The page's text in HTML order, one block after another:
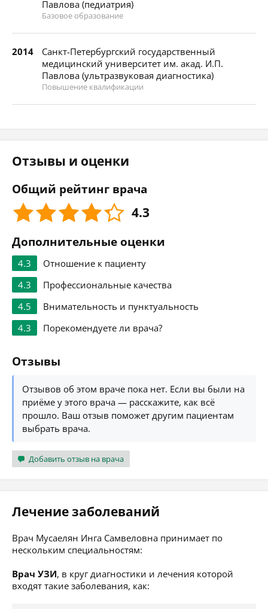
Павлова (педиатрия)
Базовое образование
2014
Санкт-Петербургский государственный
медицинский университет им. акад. И.П.
Павлова (ультразвуковая диагностика)
Повышение квалификации
Отзывы и оценки
Общий рейтинг врача
4.3
Дополнительные оценки
4.3
Отношение к пациенту
4.3
Профессиональные качества
4.5
Внимательность и пунктуальность
4.3
Порекомендуете ли врача?
Отзывы
Отзывов об этом враче пока нет. Если вы были на
приёме у этого врача — расскажите, как всё
прошло. Ваш отзыв поможет другим пациентам
выбрать врача.
Добавить отзыв на врача
Лечение заболеваний
Врач Мусаелян Инга Самвеловна принимает по
нескольким специальностям:
Врач УЗИ, в круг диагностики и лечения которой
входят такие заболевания, как: